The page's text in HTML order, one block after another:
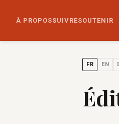
À PROPOSSUIVRESOUTENIR
FR EN